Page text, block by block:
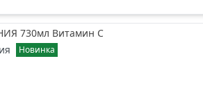
730мл Витамин С
Новинка